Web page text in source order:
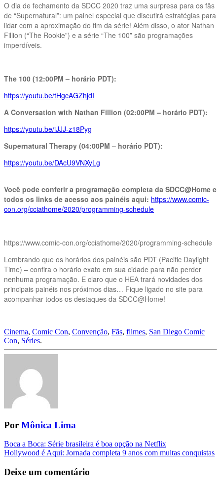
O dia de fechamento da SDCC 2020 traz uma surpresa para os fãs
de “Supernatural”: um painel especial que discutirá estratégias para
lidar com a aproximação do fim da série! Além disso, o ator Nathan
Fillion (“The Rookie”) e a série “The 100” são programações
imperdíveis.
The 100 (12:00PM – horário PDT):
https://youtu.be/tHgcAGZhjdI
A Conversation with Nathan Fillion (02:00PM – horário PDT):
https://youtu.be/iJJJ-z18Pyg
Supernatural Therapy (04:00PM – horário PDT):
https://youtu.be/DAcU9VNXyLg
Você pode conferir a programação completa da SDCC@Home e
todos os links de acesso aos painéis aqui: https://www.comic-
con.org/cciathome/2020/programming-schedule
https://www.comic-con.org/cciathome/2020/programming-schedule
Lembrando que os horários dos painéis são PDT (Pacific Daylight
Time) – confira o horário exato em sua cidade para não perder
nenhuma programação. E claro que o HEA trará novidades dos
principais painéis nos próximos dias… Fique ligado no site para
acompanhar todos os destaques da SDCC@Home!
Cinema, Comic Con, Convenção, Fãs, filmes, San Diego Comic
Con, Séries.
Por Mônica Lima
Navegação
da
Postagem
Boca a Boca: Série brasileira é boa opção na Netflix
Hollywood é Aqui: Jornada completa 9 anos com muitas conquistas
Deixe um comentário